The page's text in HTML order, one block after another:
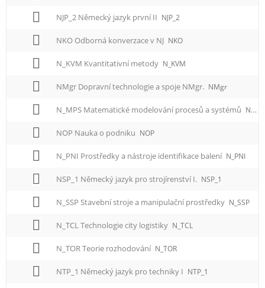
NJP_2 Německý jazyk první II NJP_2
NKO Odborná konverzace v NJ NKO
N_KVM Kvantitativní metody N_KVM
NMgr Dopravní technologie a spoje NMgr. NMgr
N_MPS Matematické modelování procesů a systémů N_MPS
NOP Nauka o podniku NOP
N_PNI Prostředky a nástroje identifikace balení N_PNI
NSP_1 Německý jazyk pro strojírenství I. NSP_1
N_SSP Stavební stroje a manipulační prostředky N_SSP
N_TCL Technologie city logistiky N_TCL
N_TOR Teorie rozhodování N_TOR
NTP_1 Německý jazyk pro techniky I NTP_1